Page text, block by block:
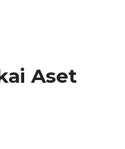
Aset